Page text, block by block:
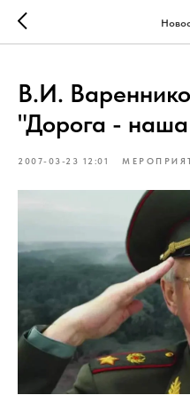
В.И.
"Дорога -
2007-03-23 12:01